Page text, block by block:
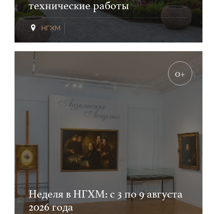
технические работы
0+
Неделя в НГХМ: с 3 по 9 августа
2026 года